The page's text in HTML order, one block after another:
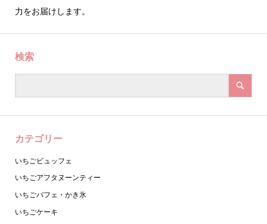
力をお届けします。
検索
カテゴリー
いちごビュッフェ
いちごアフタヌーンティー
いちごパフェ・かき氷
いちごケーキ